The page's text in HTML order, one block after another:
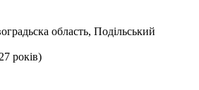
область, Подільський
років)